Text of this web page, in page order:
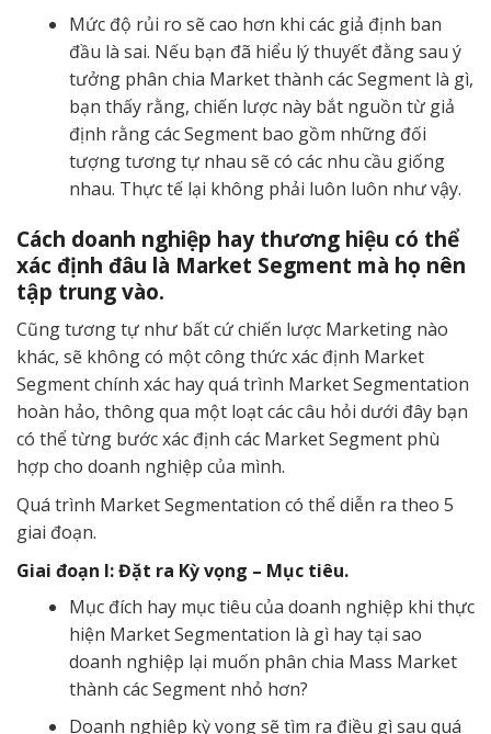
Mức độ rủi ro sẽ cao hơn khi các giả định ban
đầu là sai. Nếu bạn đã hiểu lý thuyết đằng sau ý
tưởng phân chia Market thành các Segment là gì,
bạn thấy rằng, chiến lược này bắt nguồn từ giả
định rằng các Segment bao gồm những đối
tượng tương tự nhau sẽ có các nhu cầu giống
nhau. Thực tế lại không phải luôn luôn như vậy.
Cách doanh nghiệp hay thương hiệu có thể
xác định đâu là Market Segment mà họ nên
tập trung vào.
Cũng tương tự như bất cứ chiến lược Marketing nào
khác, sẽ không có một công thức xác định Market
Segment chính xác hay quá trình Market Segmentation
hoàn hảo, thông qua một loạt các câu hỏi dưới đây bạn
có thể từng bước xác định các Market Segment phù
hợp cho doanh nghiệp của mình.
Quá trình Market Segmentation có thể diễn ra theo 5
giai đoạn.
Giai đoạn I: Đặt ra Kỳ vọng – Mục tiêu.
Mục đích hay mục tiêu của doanh nghiệp khi thực
hiện Market Segmentation là gì hay tại sao
doanh nghiệp lại muốn phân chia Mass Market
thành các Segment nhỏ hơn?
Doanh nghiệp kỳ vọng sẽ tìm ra điều gì sau quá